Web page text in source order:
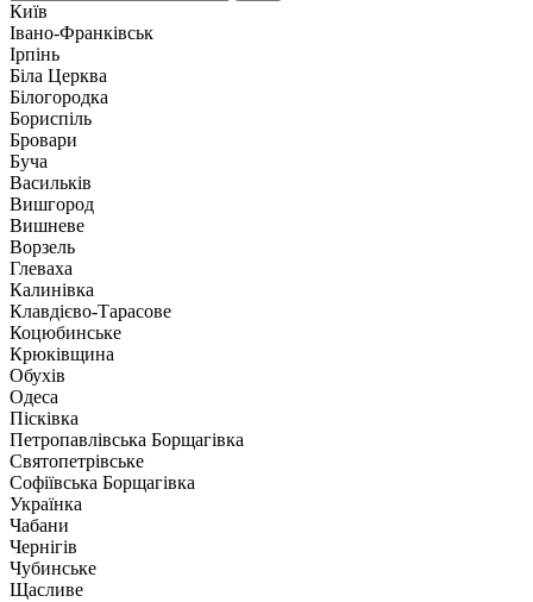
Київ
Івано-Франківськ
Ірпінь
Біла Церква
Білогородка
Бориспіль
Бровари
Буча
Васильків
Вишгород
Вишневе
Ворзель
Глеваха
Калинівка
Клавдієво-Тарасове
Коцюбинське
Крюківщина
Обухів
Одеса
Пісківка
Петропавлівська Борщагівка
Святопетрівське
Софіївська Борщагівка
Українка
Чабани
Чернігів
Чубинське
Щасливе